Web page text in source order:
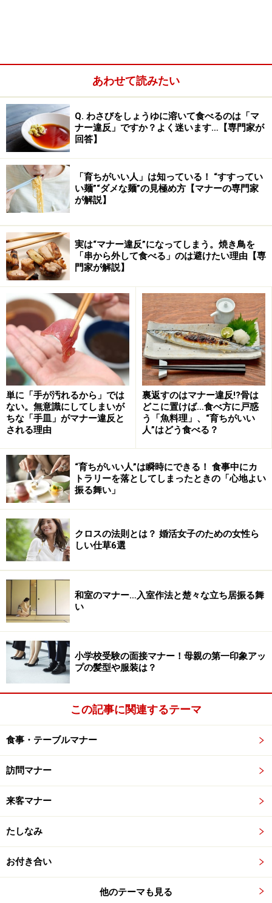
プレゼン気取り。勘違いお受験パパ
プレゼン力があるかっこいいパパにも落とし穴が！
ビジネスにおいて、完璧なプレゼンテーションや高度な
交渉術で自信たっぷりのお父さま。普段から何事もスマ
ートにこなしているからでしょう。両親面接の場でも、
いつもの調子で流暢に受け答え。この時点で、お父さま
は大変なミスにまだ気がついていません。
「では、まずお父さま、志望の理由をお聞かせいただけ
ますか？」という質問に対しても、「えー、私どもは娘
すのも、先生方もご存じのように……… 」と立て板に水の
如く、自信に満ちた表情で答える。お子さんや家族の話
をしているのに、プレゼン力だけが際立ってしまうよう
な説明の仕方。もしあなたが、伝統ある私立校の面接官
なら、好印象を持つでしょうか？
園・学校側は、流暢でよどみない説明を求めているので
はありません。お父さまの志望校への想いや熱意、お子
さんへの愛情、そして誠実な回答を評価します。お受験
の面接の応答にはそぐわないスマート過ぎる言動が、逆
効果を招くことをお忘れなく！
プライドが高すぎるお受験パパ
間違いを指摘されるのを極端に嫌う。人に指図されたく
ない。指導されたくない。どんな場面でもデキる自分で
いたい。そんなプライドが高すぎるお受験パパが目立ち
ます。お母さま方からも、「先生、プライドが高い主人
を何とか指導していただけますか？」といった相談をよ
このような必要以上のプライドは、せっかくのレッスン
の効果も半減してしまいますので、まずは、講師との信
頼関係を構築していくことから始めます。ポイントは、
お父さまのプライドを尊重しながら、ご性格や癖を考慮
あわせて読みたい
Q. わさびをしょうゆに溶いて食べるのは「マ
ナー違反」ですか？よく迷います…【専門家が
回答】
「育ちがいい人」は知っている！ “すすってい
い麺”“ダメな麺”の見極め方【マナーの専門家
が解説】
実は“マナー違反”になってしまう。焼き鳥を
「串から外して食べる」のは避けたい理由【専
門家が解説】
単に「手が汚れるから」では
ない。無意識にしてしまいが
ちな「手皿」がマナー違反と
される理由
裏返すのはマナー違反!?骨は
どこに置けば…食べ方に戸惑
う「魚料理」、“育ちがいい
人”はどう食べる？
“育ちがいい人”は瞬時にできる！ 食事中にカ
トラリーを落としてしまったときの「心地よい
振る舞い」
クロスの法則とは？ 婚活女子のための女性ら
しい仕草6選
和室のマナー…入室作法と楚々な立ち居振る舞
い
小学校受験の面接マナー！母親の第一印象アッ
プの髪型や服装は？
この記事に関連するテーマ
食事・テーブルマナー
訪問マナー
来客マナー
たしなみ
お付き合い
他のテーマも見る